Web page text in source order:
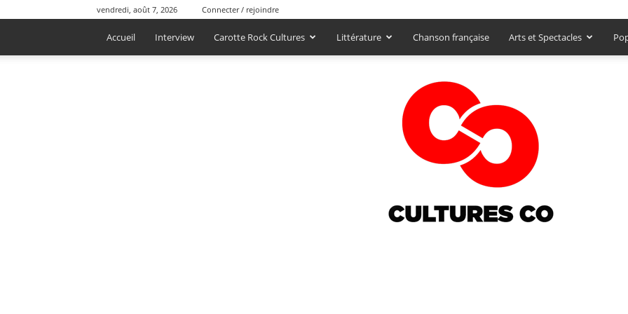
vendredi, août 7, 2026 Connecter / rejoindre
Accueil Interview Carotte Rock Cultures Littérature Chanson française Arts et Spectacles